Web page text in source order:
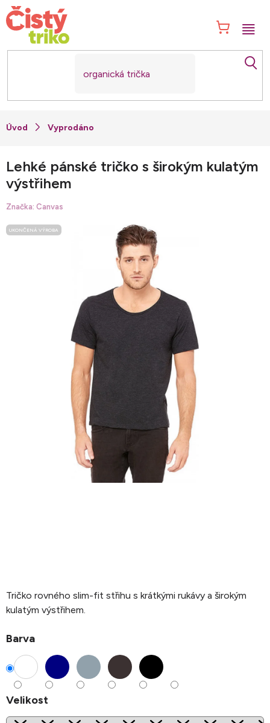
Přejít
na
obsah
Vyprodáno
Tričko rovného slim-fit střihu s krátkými rukávy a širokým
kulatým výstřihem.
Barva
Velikost
Lehké pánské tričko s širokým kulatým
výstřihem
Značka: Canvas
UKONČENÁ VÝROBA